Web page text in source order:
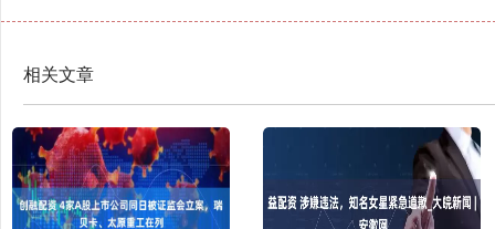
相关文章